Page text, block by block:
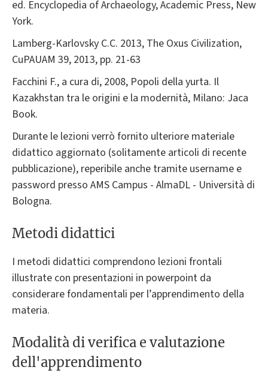
ed. Encyclopedia of Archaeology, Academic Press, New
York.
Lamberg-Karlovsky C.C. 2013, The Oxus Civilization,
CuPAUAM 39, 2013, pp. 21-63
Facchini F., a cura di, 2008, Popoli della yurta. Il
Kazakhstan tra le origini e la modernità, Milano: Jaca
Book.
Durante le lezioni verrò fornito ulteriore materiale
didattico aggiornato (solitamente articoli di recente
pubblicazione), reperibile anche tramite username e
password presso AMS Campus - AlmaDL - Università di
Bologna.
Metodi didattici
I metodi didattici comprendono lezioni frontali
illustrate con presentazioni in powerpoint da
considerare fondamentali per l’apprendimento della
materia.
Modalità di verifica e valutazione
dell'apprendimento